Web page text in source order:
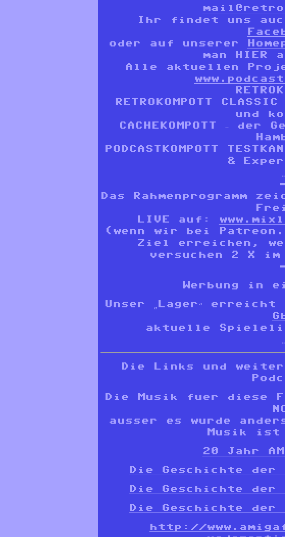
Ihr findet uns
oder auf unserer
man HIER
Alle aktuellen
RETROKOMPOTT
und
CACHEKOMPOTT –
PODCASTKOMPOTT
&
Das Rahmenprogramm
LIVE auf:
(wenn wir bei
Ziel erreichen,
versuchen 2 X im
Werbung in
Unser „Lager“
aktuelle
Die Links und
Die Musik fuer diese
ausser es wurde
Musik ist
20 Jahr
Die Geschichte der
Die Geschichte
Die Geschichte
http://